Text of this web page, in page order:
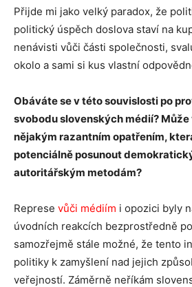
Přijde mi jako velký paradox, že
politický úspěch doslova staví na
nenávisti vůči části společnosti,
okolo a sami si kus vlastní
Obáváte se v této souvislosti po
svobodu slovenských médií?
nějakým razantním opatřením,
potenciálně posunout
autoritářským metodám?
Represe vůči médiím i opozici byly
úvodních reakcích bezprostředně
samozřejmě stále možné, že tento
politiky k zamyšlení nad jejich
veřejností. Záměrně neříkám